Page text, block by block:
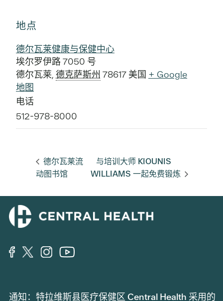
地点
德尔瓦莱健康与保健中心
埃尔罗伊路 7050 号
德尔瓦莱, 德克萨斯州 78617 美国 + Google
地图
电话
512-978-8000
德尔瓦莱流
动图书馆
与培训大师 KIOUNIS
WILLIAMS 一起免费锻炼
通知：特拉维斯县医疗保健区 Central Health 采用的